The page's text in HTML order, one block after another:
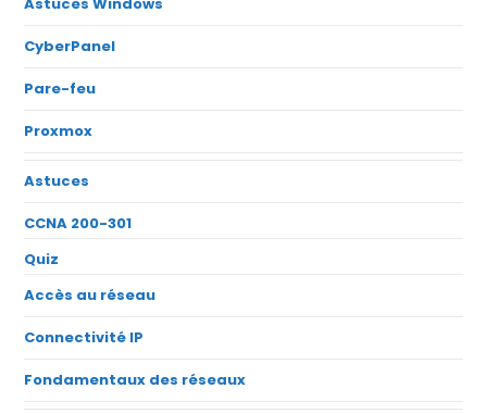
Astuces Windows
CyberPanel
Pare-feu
Proxmox
Astuces
CCNA 200-301
Quiz
Accès au réseau
Connectivité IP
Fondamentaux des réseaux